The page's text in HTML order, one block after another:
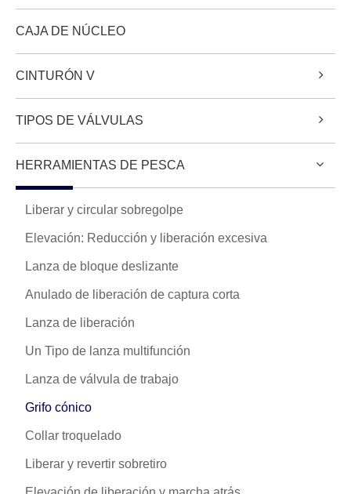
CAJA DE NÚCLEO
CINTURÓN V
TIPOS DE VÁLVULAS
HERRAMIENTAS DE PESCA
Liberar y circular sobregolpe
Elevación: Reducción y liberación excesiva
Lanza de bloque deslizante
Anulado de liberación de captura corta
Lanza de liberación
Un Tipo de lanza multifunción
Lanza de válvula de trabajo
Grifo cónico
Collar troquelado
Liberar y revertir sobretiro